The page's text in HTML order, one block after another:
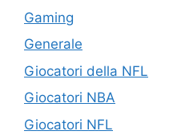
Gaming
Generale
Giocatori della NFL
Giocatori NBA
Giocatori NFL